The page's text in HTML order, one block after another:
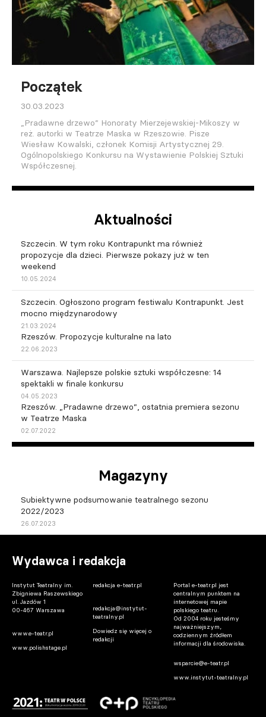
Początek
30.03.2023
„Pradawne drzewo” Honoraty Mierzejewskiej-Mikoszy w
reż. autorki w Teatrze Maska w Rzeszowie. Pisze
Wiesław Kowalski, członek Komisji Artystycznej 29.
Ogólnopolskiego Konkursu na Wystawienie Polskiej Sztuki
Współczesnej.
Aktualności
Szczecin. W tym roku Kontrapunkt ma również
propozycje dla dzieci. Pierwsze pokazy już w ten
weekend
10.05.2024
Szczecin. Ogłoszono program festiwalu Kontrapunkt. Jest
mocno międzynarodowy
21.03.2024
Rzeszów. Propozycje kulturalne na lato
22.06.2023
Warszawa. Najlepsze polskie sztuki współczesne: 14
spektakli w finale konkursu
04.05.2023
Rzeszów. „Pradawne drzewo”, ostatnia premiera sezonu
w Teatrze Maska
02.07.2022
Magazyny
Subiektywne podsumowanie teatralnego sezonu
2022/2023
26.07.2023
Wydawca i redakcja
Instytut Teatralny im.
Zbigniewa Raszewskiego
ul. Jazdów 1
00-467 Warszawa
www.e-teatr.pl
www.polishstage.pl
redakcja e-teatr.pl
redakcja@instytut-
teatralny.pl
Dowiedz się więcej o
redakcji
Portal e-teatr.pl jest
centralnym punktem na
internetowej mapie
polskiego teatru.
Od 2004 roku jesteśmy
najważniejszym,
codziennym źródłem
informacji dla środowiska.
wsparcie@e-teatr.pl
www.instytut-teatralny.pl